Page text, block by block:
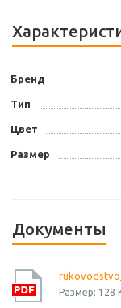
Бренд
Тип
Цвет
Размер
Документы
Размер: 128